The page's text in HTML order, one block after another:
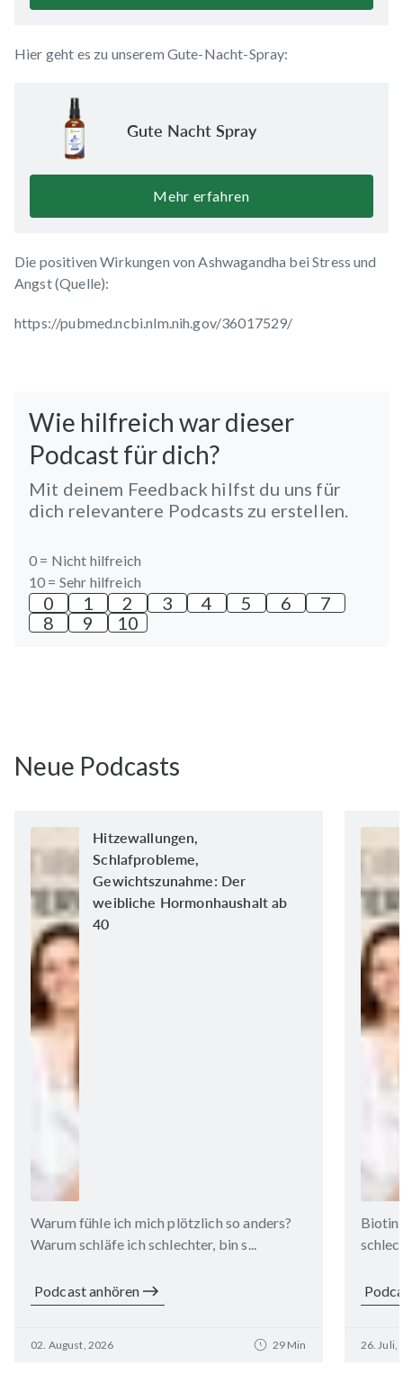
Hier geht es zu unserem Gute-Nacht-Spray:
Gute Nacht Spray
Mehr erfahren
Die positiven Wirkungen von Ashwagandha bei Stress und
Angst (Quelle):
https://pubmed.ncbi.nlm.nih.gov/36017529/
Wie hilfreich war dieser
Podcast für dich?
Mit deinem Feedback hilfst du uns für
dich relevantere Podcasts zu erstellen.
0 = Nicht hilfreich
10 = Sehr hilfreich
0 1 2 3 4 5 6
7
8
9 10
Neue Podcasts
Hitzewallungen,
Schlafprobleme,
Gewichtszunahme: Der
weibliche Hormonhaushalt ab
40
Warum fühle ich mich plötzlich so anders?
Warum schläfe ich schlechter, bin s...
Podcast anhören
02. August, 2026 29 Min
Biotin
26. Juli,